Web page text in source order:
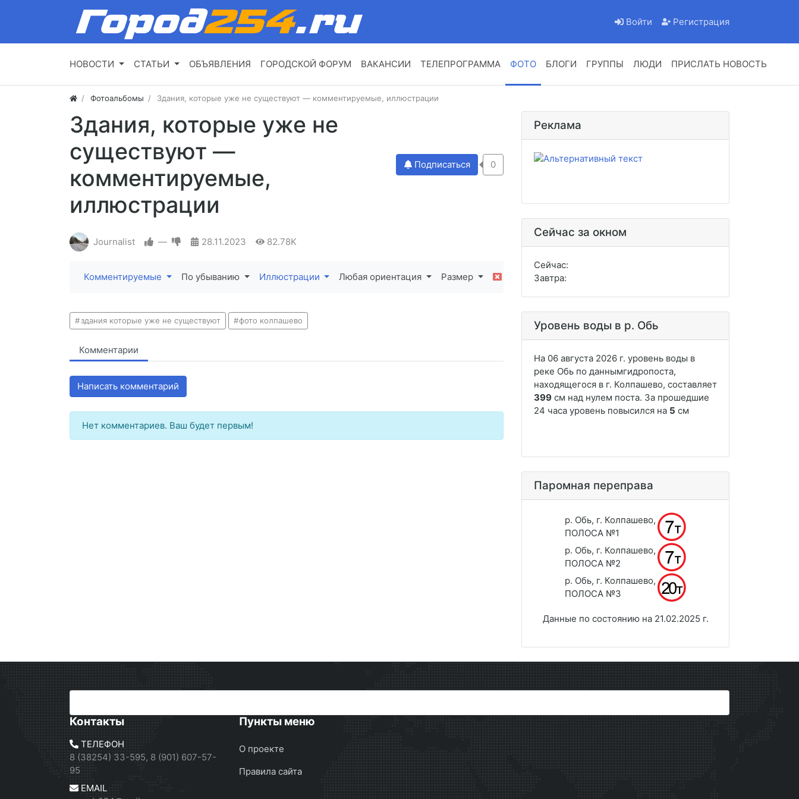
Войти Регистрация
НОВОСТИ СТАТЬИ ОБЪЯВЛЕНИЯ ГОРОДСКОЙ ФОРУМ ВАКАНСИИ ТЕЛЕПРОГРАММА ФОТО БЛОГИ ГРУППЫ ЛЮДИ ПРИСЛАТЬ НОВОСТЬ
Фотоальбомы Здания, которые уже не существуют — комментируемые, иллюстрации
Здания, которые уже не
существуют —
комментируемые,
иллюстрации
Подписаться 0
Journalist — 28.11.2023 82.78K
Комментируемые По убыванию Иллюстрации Любая ориентация Размер
здания которые уже не существуют фото колпашево
Комментарии
Написать комментарий
Нет комментариев. Ваш будет первым!
Реклама
Сейчас за окном
Сейчас:
Завтра:
Уровень воды в р. Обь
Паромная переправа
р. Обь, г. Колпашево,
ПОЛОСА №1
р. Обь, г. Колпашево,
ПОЛОСА №2
р. Обь, г. Колпашево,
ПОЛОСА №3
Данные по состоянию на 21.02.2025 г.
Контакты
ТЕЛЕФОН
8 (38254) 33-595, 8 (901) 607-57-
95
EMAIL
Пункты меню
О проекте
Правила сайта